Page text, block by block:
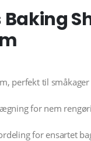
Baking
perfekt til
for nem
for ensartet